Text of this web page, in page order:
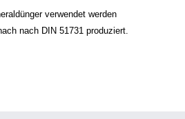
verwendet werden
nach DIN 51731 produziert.